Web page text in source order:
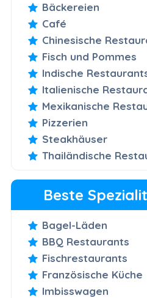
Bäckereien
Café
Chinesische
Fisch und Pommes
Indische
Italienische
Mexikanische
Pizzerien
Steakhäuser
Thailändische
Beste
Bagel-Läden
BBQ Restaurants
Fischrestaurants
Französische Küche
Imbisswagen